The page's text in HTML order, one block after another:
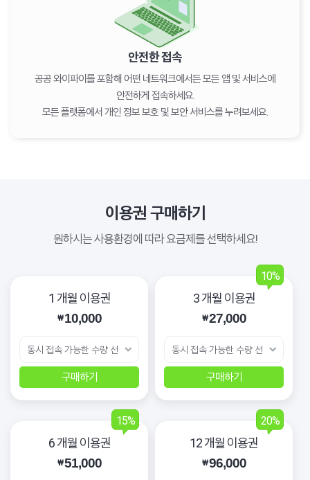
안전한 접속
공공 와이파이를 포함해 어떤 네트워크에서든 모든 앱 및 서비스에
안전하게 접속하세요.
모든 플랫폼에서 개인 정보 보호 및 보안 서비스를 누려보세요.
이용권 구매하기
원하시는 사용환경에 따라 요금제를 선택하세요!
1 개월 이용권
₩10,000
구매하기
3 개월 이용권
₩27,000
구매하기
10%
6 개월 이용권
₩51,000
15%
12 개월 이용권
₩96,000
20%